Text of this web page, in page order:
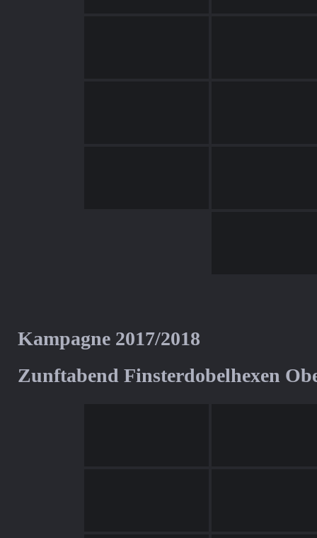
Kampagne 2017/2018
Zunftabend Finsterdobelhexen